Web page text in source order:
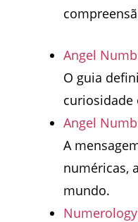
Angel
O guia
curiosidade
Angel
A
numéricas,
mundo.